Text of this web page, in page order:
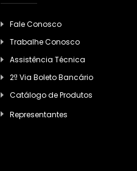
Fale Conosco
Trabalhe Conosco
Assistência Técnica
2ª Via Boleto Bancário
Catálogo de Produtos
Representantes